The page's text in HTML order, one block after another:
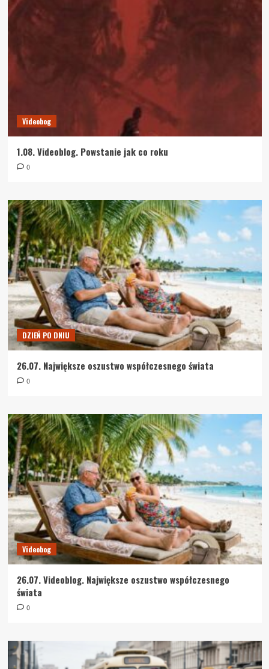
Videobog
1.08. Videoblog. Powstanie jak co roku
0
DZIEŃ PO DNIU
26.07. Największe oszustwo współczesnego świata
0
Videobog
26.07. Videoblog. Największe oszustwo współczesnego
świata
0